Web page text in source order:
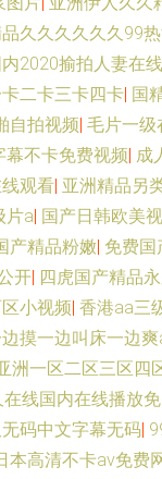
久久久久久久99
2020揄拍人妻在
二卡三卡四卡| 国
自拍视频| 毛片一级
幕不卡免费视频| 成
观看| 亚洲精品另
片a| 国产日韩欧美
产精品粉嫩| 免费国
开| 四虎国产精品
小视频| 香港aa三
摸一边叫床一边
洲一区二区三区四
在线国内在线播放
码中文字幕无码|
本高清不卡aⅴ免费